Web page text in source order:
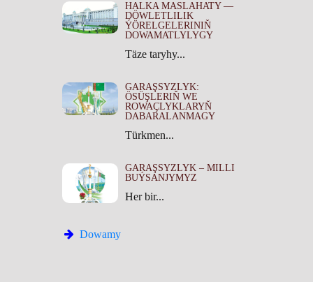
HALKA MASLAHATY —
DÖWLETLILIK
ÝÖRELGELERINIŇ
DOWAMATLYLYGY
Täze taryhy...
GARAŞSYZLYK:
ÖSÜŞLERIŇ WE
ROWAÇLYKLARYŇ
DABARALANMAGY
Türkmen...
GARAŞSYZLYK – MILLI
BUÝSANJYMYZ
Her bir...
Dowamy